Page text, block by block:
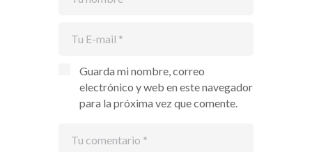
Guarda mi nombre, correo
electrónico y web en este navegador
para la próxima vez que comente.